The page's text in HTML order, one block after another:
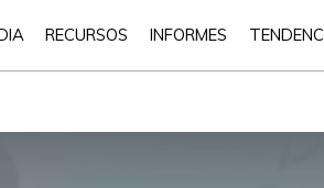
RECURSOS INFORMES